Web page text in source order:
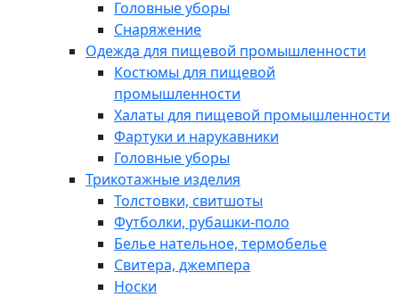
Головные уборы
Снаряжение
Одежда для пищевой промышленности
Костюмы для пищевой
промышленности
Халаты для пищевой промышленности
Фартуки и нарукавники
Головные уборы
Трикотажные изделия
Толстовки, свитшоты
Футболки, рубашки-поло
Белье нательное, термобелье
Свитера, джемпера
Носки